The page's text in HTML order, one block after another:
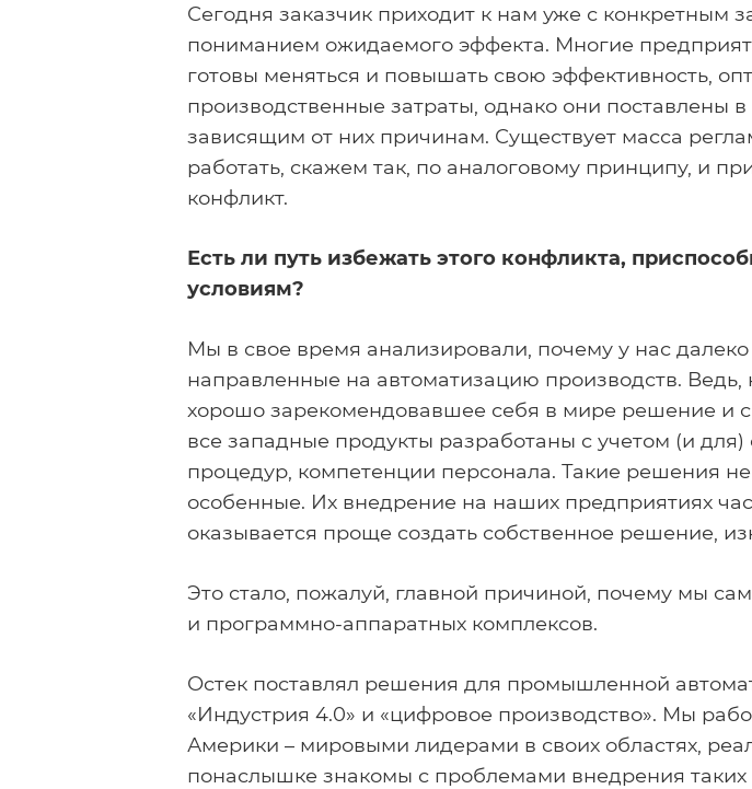
Сегодня заказчик приходит к нам уже с конкретным
пониманием ожидаемого эффекта. Многие
готовы меняться и повышать свою эффективность,
производственные затраты, однако они
зависящим от них причинам. Существует масса
работать, скажем так, по аналоговому принципу, и
конфликт.
Есть ли путь избежать этого конфликта,
условиям?
Мы в свое время анализировали, почему у нас
направленные на автоматизацию производств. Ведь,
хорошо зарекомендовавшее себя в мире решение и
все западные продукты разработаны с учетом (и
процедур, компетенции персонала. Такие решения
особенные. Их внедрение на наших предприятиях
оказывается проще создать собственное решение,
Это стало, пожалуй, главной причиной, почему мы
и программно-аппаратных комплексов.
Остек поставлял решения для промышленной
«Индустрия 4.0» и «цифровое производство». Мы
Америки – мировыми лидерами в своих областях,
понаслышке знакомы с проблемами внедрения таких